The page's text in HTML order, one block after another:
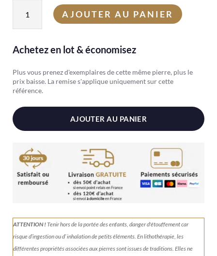
Aventurine
AJOUTER AU PANIER
Achetez en lot & économisez
Plus vous prenez d'exemplaires de cette même pierre, plus le
prix baisse. La remise s'applique uniquement sur cette
référence.
AJOUTER AU PANIER
ATTENTION !Tenirhors de la portée des enfants, danger d'étouffement car
risque d’ingestion ou d’ inhalation de petits éléments.En lithothérapie, les
différentes propriétés associées aux pierres sont issues de traditions. Elles ne